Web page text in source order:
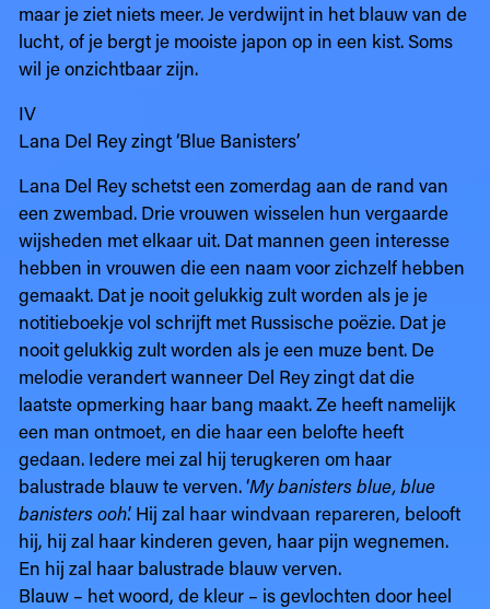
maar je ziet niets meer. Je verdwijnt in het blauw van de
lucht, of je bergt je mooiste japon op in een kist. Soms
wil je onzichtbaar zijn.
IV
Lana Del Rey zingt ‘Blue Banisters’
Lana Del Rey schetst een zomerdag aan de rand van
een zwembad. Drie vrouwen wisselen hun vergaarde
wijsheden met elkaar uit. Dat mannen geen interesse
hebben in vrouwen die een naam voor zichzelf hebben
gemaakt. Dat je nooit gelukkig zult worden als je je
notitieboekje vol schrijft met Russische poëzie. Dat je
nooit gelukkig zult worden als je een muze bent. De
melodie verandert wanneer Del Rey zingt dat die
laatste opmerking haar bang maakt. Ze heeft namelijk
een man ontmoet, en die haar een belofte heeft
gedaan. Iedere mei zal hij terugkeren om haar
balustrade blauw te verven. ‘My banisters blue, blue
banisters ooh.’ Hij zal haar windvaan repareren, belooft
hij, hij zal haar kinderen geven, haar pijn wegnemen.
En hij zal haar balustrade blauw verven.
Blauw – het woord, de kleur – is gevlochten door heel